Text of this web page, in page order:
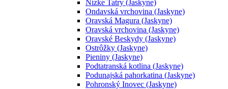
Nízke Tatry (Jaskyne)
Ondavská vrchovina (Jaskyne)
Oravská Magura (Jaskyne)
Oravská vrchovina (Jaskyne)
Oravské Beskydy (Jaskyne)
Ostrôžky (Jaskyne)
Pieniny (Jaskyne)
Podtatranská kotlina (Jaskyne)
Podunajská pahorkatina (Jaskyne)
Pohronský Inovec (Jaskyne)